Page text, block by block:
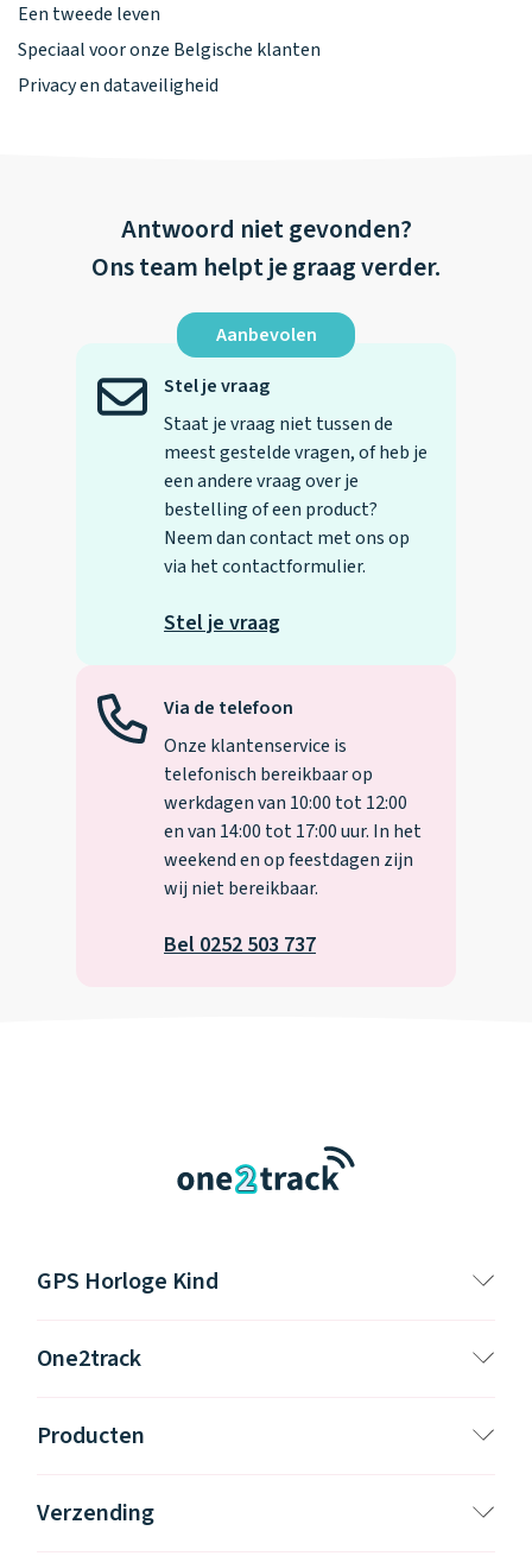
Een tweede leven
Speciaal voor onze Belgische klanten
Privacy en dataveiligheid
Antwoord niet gevonden?
Ons team helpt je graag verder.
Via de telefoon
Onze klantenservice is
telefonisch bereikbaar op
werkdagen van 10:00 tot 12:00
en van 14:00 tot 17:00 uur. In het
weekend en op feestdagen zijn
wij niet bereikbaar.
Bel 0252 503 737
Aanbevolen
Stel je vraag
Staat je vraag niet tussen de
meest gestelde vragen, of heb je
een andere vraag over je
bestelling of een product?
Neem dan contact met ons op
via het contactformulier.
Stel je vraag
GPS Horloge Kind
One2track
Producten
Verzending